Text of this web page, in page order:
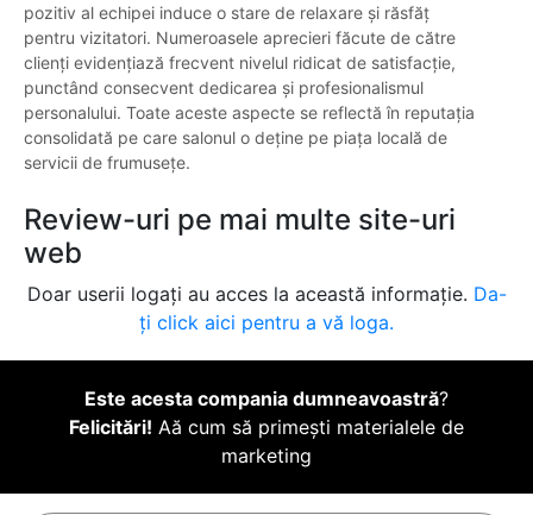
pozitiv al echipei induce o stare de relaxare și răsfăț
pentru vizitatori. Numeroasele aprecieri făcute de către
clienți evidențiază frecvent nivelul ridicat de satisfacție,
punctând consecvent dedicarea și profesionalismul
personalului. Toate aceste aspecte se reflectă în reputația
consolidată pe care salonul o deține pe piața locală de
servicii de frumusețe.
Review-uri pe mai multe site-uri
web
Doar userii logați au acces la această informație. Da-
ți click aici pentru a vă loga.
Este acesta compania dumneavoastră?
Felicitări! Aă cum să primești materialele de
marketing